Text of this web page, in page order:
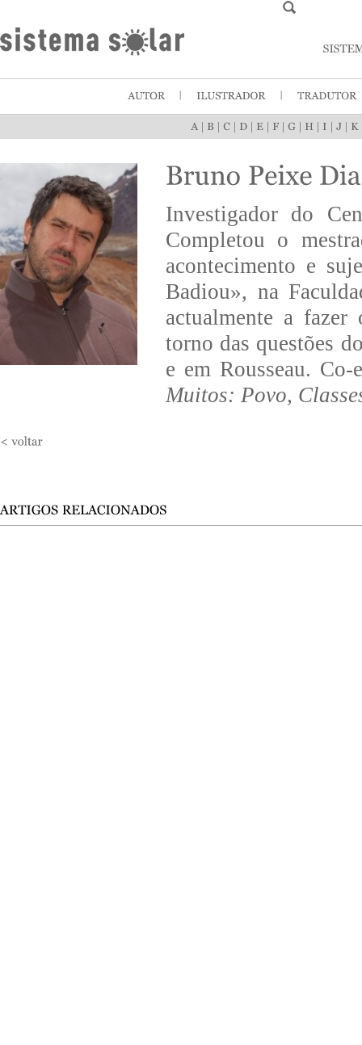
Investigador do
Completou o
acontecimento e
Badiou», na
actualmente a
torno das questões
e em Rousseau.
Muitos: Povo,